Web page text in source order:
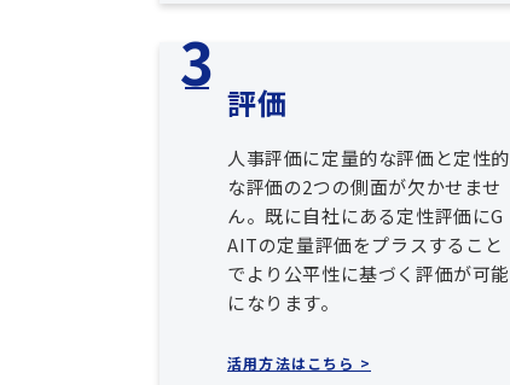
評価
人事評価に定量的な評価と定性的
な評価の2つの側面が欠かせませ
ん。既に自社にある定性評価にG
AITの定量評価をプラスすること
でより公平性に基づく評価が可能
になります。
活用方法はこちら >